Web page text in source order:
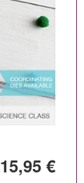
15,95 €